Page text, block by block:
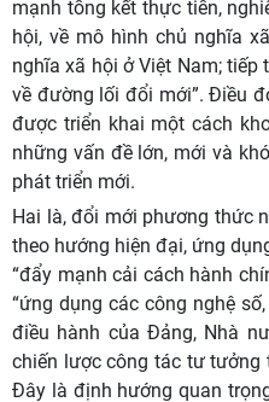
mạnh tổng kết thực tiễn,
hội, về mô hình chủ nghĩa
nghĩa xã hội ở Việt Nam;
về đường lối đổi mới”. Điều
được triển khai một cách
những vấn đề lớn, mới và
phát triển mới.
Hai là, đổi mới phương thức
theo hướng hiện đại, ứng
“đẩy mạnh cải cách hành
“ứng dụng các công nghệ
điều hành của Đảng, Nhà
chiến lược công tác tư tưởng
Đây là định hướng quan